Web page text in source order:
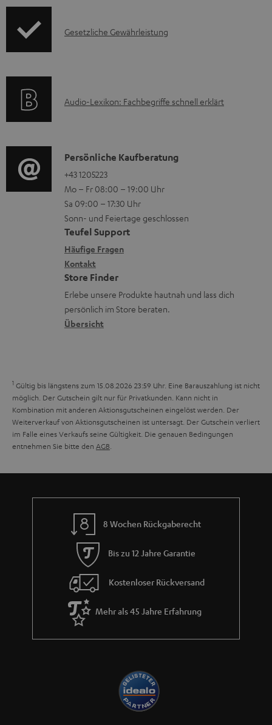
H
n
r
l
a
d
e
n
A
r
i
e
n
z
u
m
V
e
r
s
a
I
r
t
i
o
n
e
n
z
u
r
G
n
t
i
e
Gesetzliche Gewährleistung
A
i
o
-
L
e
x
i
k
o
n
Audio-Lexikon: Fachbegriffe schnell erklärt
K
o
n
t
a
k
t
d
a
t
Persönliche Kaufberatung
+43 1205223
Mo – Fr 08:00 – 19:00 Uhr
Sa 09:00 – 17:30 Uhr
Sonn- und Feiertage geschlossen
Teufel Support
Häufige Fragen
Kontakt
Store Finder
Erlebe unsere Produkte hautnah und lass dich
persönlich im Store beraten.
Übersicht
1 Gültig bis längstens zum 15.08.2026 23:59 Uhr. Eine Barauszahlung ist nicht
möglich. Der Gutschein gilt nur für Privatkunden. Kann nicht in
Kombination mit anderen Aktionsgutscheinen eingelöst werden. Der
Weiterverkauf von Aktionsgutscheinen ist untersagt. Der Gutschein verliert
im Falle eines Verkaufs seine Gültigkeit. Die genauen Bedingungen
entnehmen Sie bitte den AGB
8 Wochen Rückgaberecht
Bis zu 12 Jahre Garantie
Kostenloser Rückversand
Mehr als 45 Jahre Erfahrung